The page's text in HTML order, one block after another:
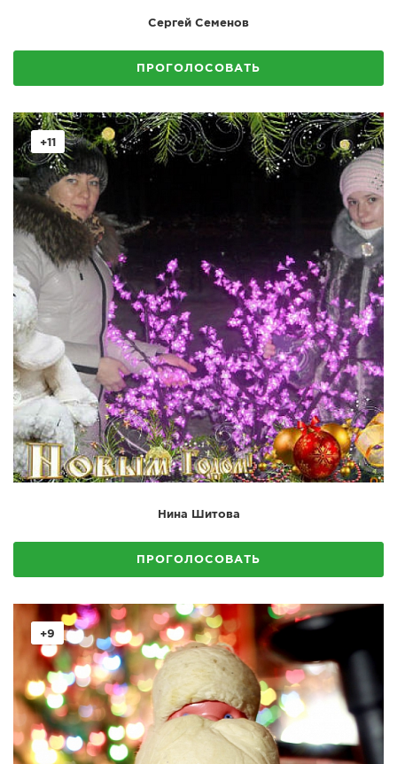
Cергей Cеменов
ПРОГОЛОСОВАТЬ
Нина Шитова
+11
ПРОГОЛОСОВАТЬ
+9